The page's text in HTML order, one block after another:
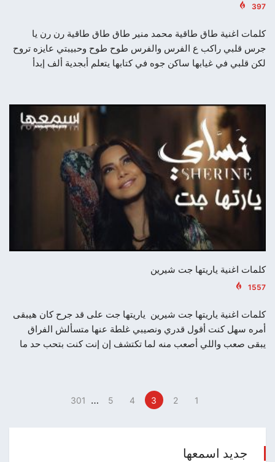
397
كلمات اغنية طاق طاقية محمد منير طاق طاق طاقية رن رن يا
جرس قلبي راكب ع الفرس والفرس طوح طوح وحبيبتي عايزه تروح
لكن قلبي في غيابها ساكن جوه في كتابها يتعلم أبجدية ألف إبدأ
كلمات اغنية ياريتها جت شيرين
1557
كلمات اغنية ياريتها جت شيرين ياريتها جت على قد جرح كان هيبقى
أمره سهل كنت أقول قدري ونصيبي غلطة عنها متسألش الفراق
يبقى صعب واللي أصعب منه لما تكتشف إن إنت كنت بتحب حد ما
1
2
3
4
5
…
301
جديد اسمعها